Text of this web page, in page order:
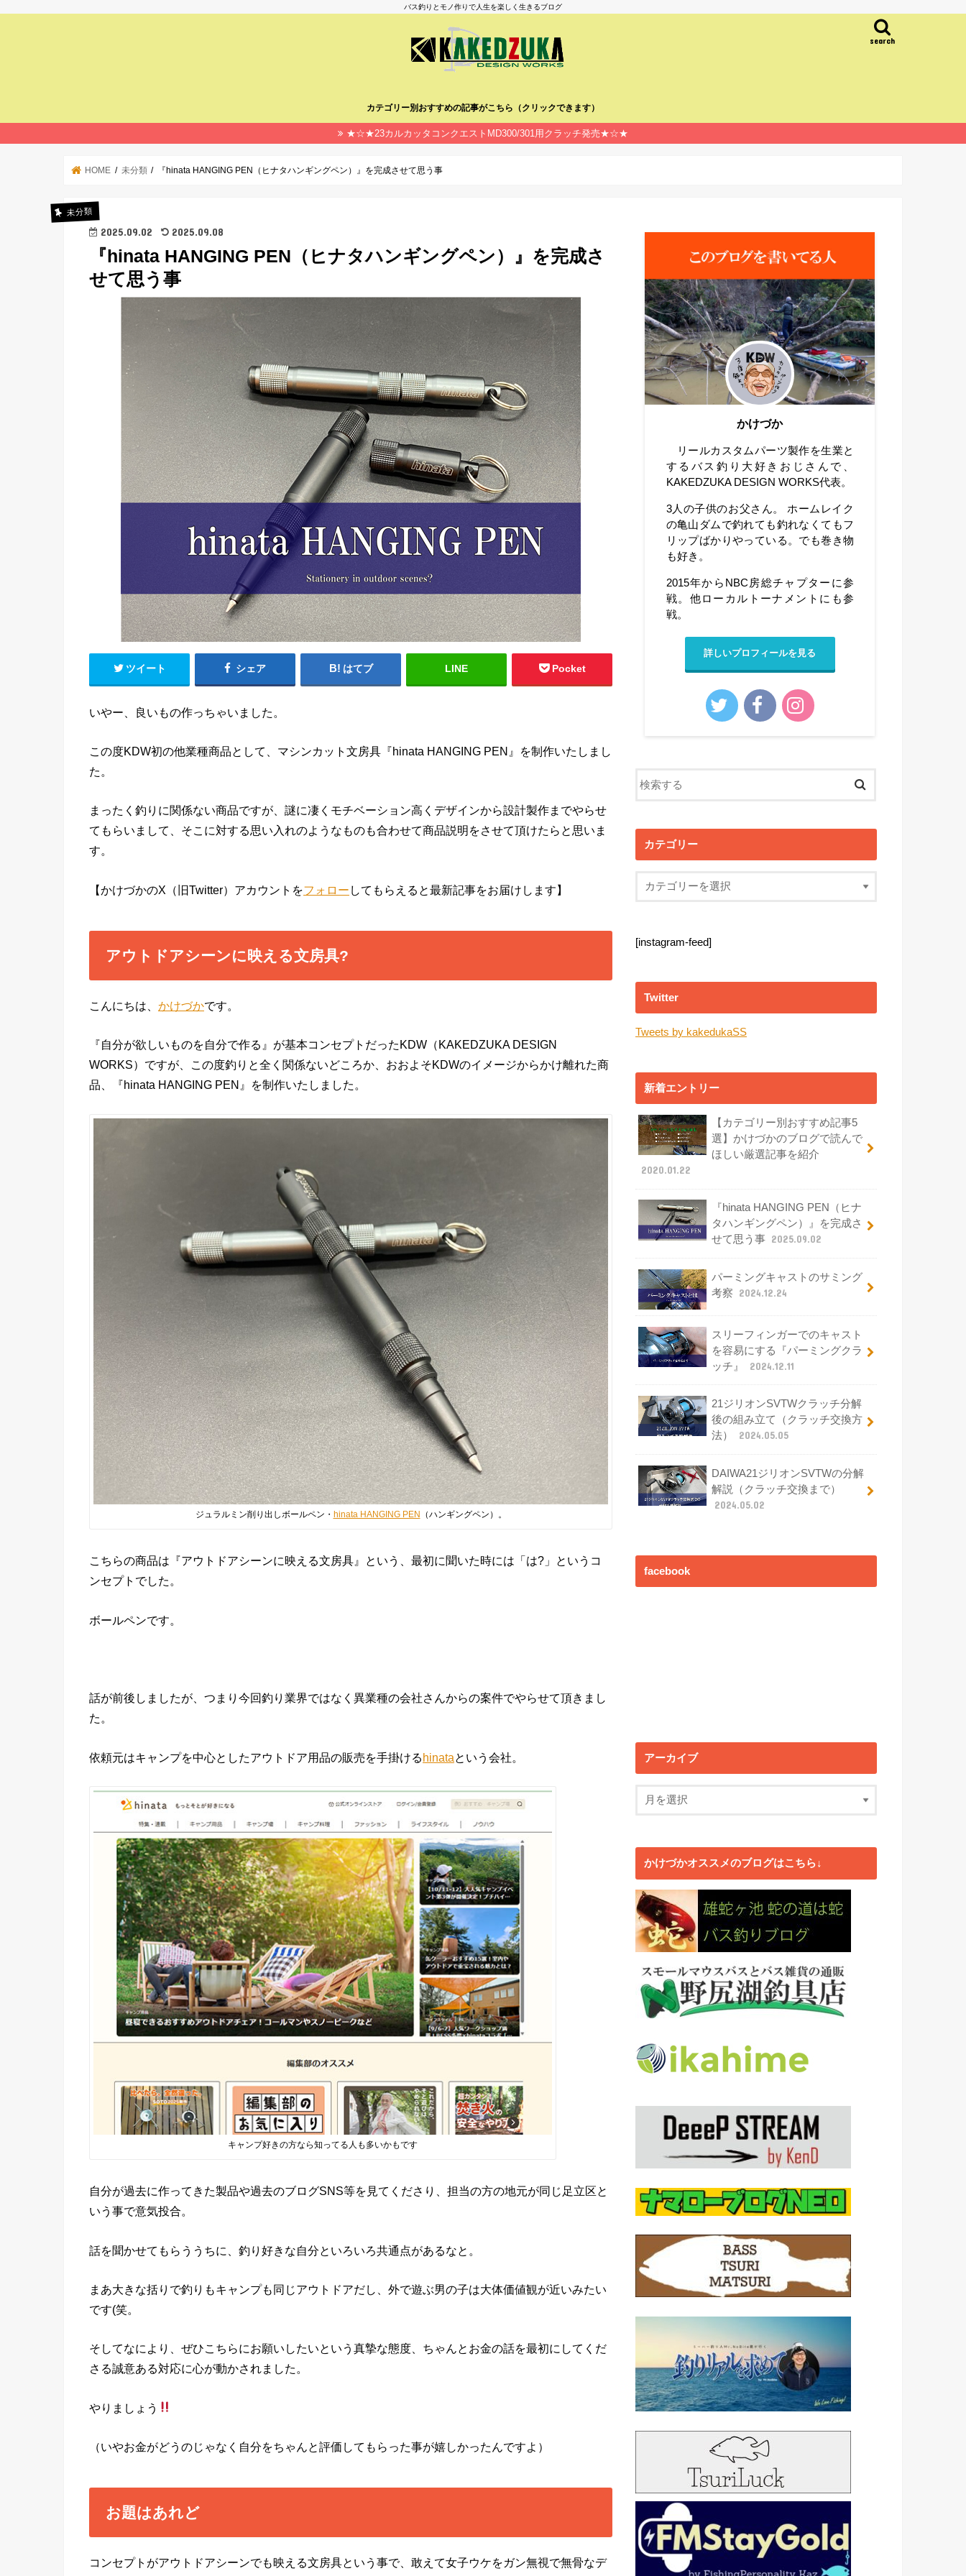
バス釣りとモノ作りで人生を楽しく生きるブログ
search
カテゴリー別おすすめの記事がこちら（クリックできます）
★☆★23カルカッタコンクエストMD300/301用クラッチ発売★☆★
HOME 未分類 『hinata HANGING PEN（ヒナタハンギングペン）』を完成させて思う事
未分類
2025.09.02 2025.09.08
『hinata HANGING PEN（ヒナタハンギングペン）』を完成さ
せて思う事
ツイート シェア はてブ LINE Pocket
いやー、良いもの作っちゃいました。
この度KDW初の他業種商品として、マシンカット文房具『hinata HANGING PEN』を制作いたしまし
た。
まったく釣りに関係ない商品ですが、謎に凄くモチベーション高くデザインから設計製作までやらせ
てもらいまして、そこに対する思い入れのようなものも合わせて商品説明をさせて頂けたらと思いま
す。
【かけづかのX（旧Twitter）アカウントをフォロー してもらえると最新記事をお届けします】
アウトドアシーンに映える文房具?
こんにちは、 かけづかです。
『自分が欲しいものを自分で作る』が基本コンセプトだったKDW（KAKEDZUKA DESIGN
WORKS）ですが、この度釣りと全く関係ないどころか、おおよそKDWのイメージからかけ離れた商
品、『hinata HANGING PEN』を制作いたしました。
ジュラルミン削り出しボールペン・ hinata HANGING PEN （ハンギングペン）。
こちらの商品は『アウトドアシーンに映える文房具』という、最初に聞いた時には「は?」というコ
ンセプトでした。
ボールペンです。
話が前後しましたが、つまり今回釣り業界ではなく異業種の会社さんからの案件でやらせて頂きまし
た。
依頼元はキャンプを中心としたアウトドア用品の販売を手掛けるhinataという会社。
キャンプ好きの方なら知ってる人も多いかもです
自分が過去に作ってきた製品や過去のブログSNS等を見てくださり、担当の方の地元が同じ足立区と
いう事で意気投合。
話を聞かせてもらううちに、釣り好きな自分といろいろ共通点があるなと。
まあ大きな括りで釣りもキャンプも同じアウトドアだし、外で遊ぶ男の子は大体価値観が近いみたい
です(笑。
そしてなにより、ぜひこちらにお願いしたいという真摯な態度、ちゃんとお金の話を最初にしてくだ
さる誠意ある対応に心が動かされました。
やりましょう
（いやお金がどうのじゃなく自分をちゃんと評価してもらった事が嬉しかったんですよ）
お題はあれど
コンセプトがアウトドアシーンでも映える文房具という事で、敢えて女子ウケをガン無視で無骨なデ
かけづか
リールカスタムパーツ製作を生業と
するバス釣り大好きおじさんで、
KAKEDZUKA DESIGN WORKS代表。
3人の子供のお父さん。 ホームレイク
の亀山ダムで釣れても釣れなくてもフ
リップばかりやっている。でも巻き物
も好き。
2015年からNBC房総チャプターに参
戦。他ローカルトーナメントにも参
戦。
詳しいプロフィールを見る
カテゴリー
[instagram-feed]
Twitter
Tweets by kakedukaSS
新着エントリー
【カテゴリー別おすすめ記事5
選】かけづかのブログで読んで
ほしい厳選記事を紹介
2020.01.22
『hinata HANGING PEN（ヒナ
タハンギングペン）』を完成さ
せて思う事 2025.09.02
パーミングキャストのサミング
考察
2024.12.24
スリーフィンガーでのキャスト
を容易にする『パーミングクラ
ッチ』
2024.12.11
21ジリオンSVTWクラッチ分解
後の組み立て（クラッチ交換方
法）
2024.05.05
DAIWA21ジリオンSVTWの分解
解説（クラッチ交換まで）
2024.05.02
facebook
アーカイブ
かけづかオススメのブログはこちら↓